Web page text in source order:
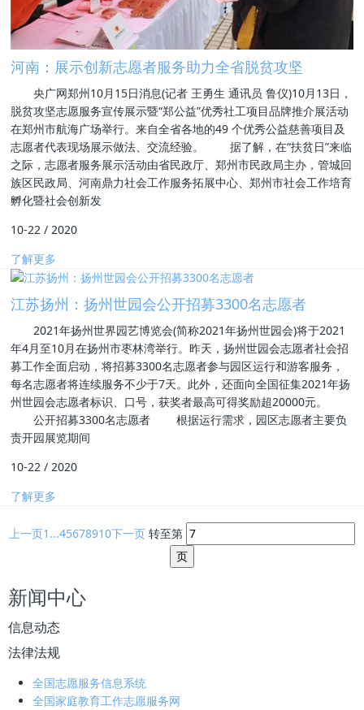
河南：展示创新志愿者服务助力全省脱贫攻坚
央广网郑州10月15日消息(记者 王勇生 通讯员 鲁仪)10月13日，
脱贫攻坚志愿服务宣传展示暨“郑公益”优秀社工项目品牌推介展活动
在郑州市航海广场举行。来自全省各地的49 个优秀公益慈善项目及
志愿者代表现场展示做法、交流经验。 据了解，在“扶贫日”来临
之际，志愿者服务展示活动由省民政厅、郑州市民政局主办，管城回
族区民政局、河南鼎力社会工作服务拓展中心、郑州市社会工作培育
孵化暨社会创新发
10-22 / 2020
了解更多
江苏扬州：扬州世园会公开招募3300名志愿者
2021年扬州世界园艺博览会(简称2021年扬州世园会)将于2021
年4月至10月在扬州市枣林湾举行。昨天，扬州世园会志愿者社会招
募工作全面启动，将招募3300名志愿者参与园区运行和游客服务，
每名志愿者将连续服务不少于7天。此外，还面向全国征集2021年扬
州世园会志愿者标识、口号，获奖者最高可得奖励超20000元。
公开招募3300名志愿者 根据运行需求，园区志愿者主要负
责开园展览期间
10-22 / 2020
了解更多
上一页1...45678910下一页 转至第
新闻中心
信息动态
法律法规
全国志愿服务信息系统
全国家庭教育工作志愿服务网